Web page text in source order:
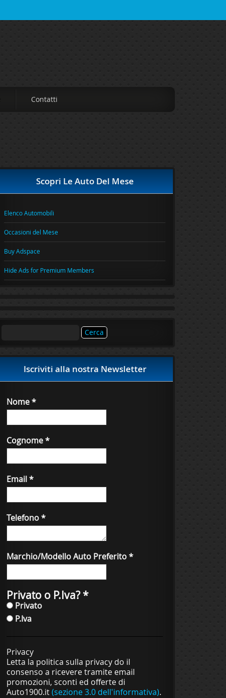
Contatti
Scopri Le Auto Del Mese
Elenco Automobili
Occasioni del Mese
Buy Adspace
Hide Ads for Premium Members
Iscriviti alla nostra Newsletter
Nome*
Cognome*
Email*
Telefono*
Marchio/Modello Auto Preferito*
Privato o P.Iva?*
Privato
P.Iva
Privacy
Letta la politica sulla privacy do il
consenso a ricevere tramite email
promozioni, sconti ed offerte di
Auto1900.it(sezione 3.0 dell'informativa).